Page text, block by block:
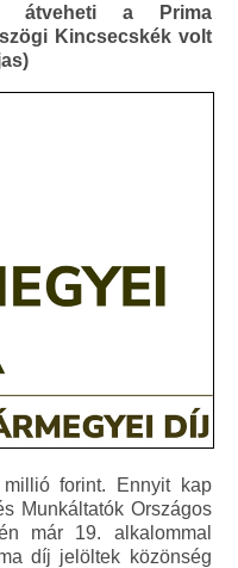
átveheti a Prima
Kincsecskék volt
forint. Ennyit kap
Munkáltatók Országos
már 19. alkalommal
díj jelöltek közönség